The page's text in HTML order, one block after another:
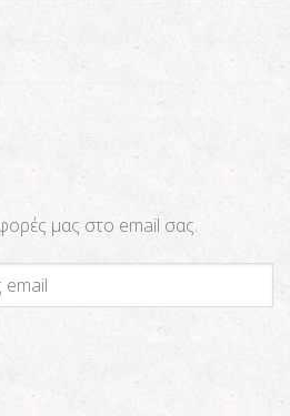
μας στο email σας.